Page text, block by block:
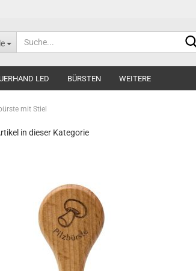
LED BÜRSTEN WEITERE
mit Stiel
in dieser Kategorie